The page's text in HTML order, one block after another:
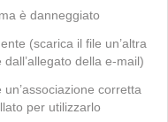
è danneggiato
(scarica il file un’altra
della e-mail)
corretta
per utilizzarlo